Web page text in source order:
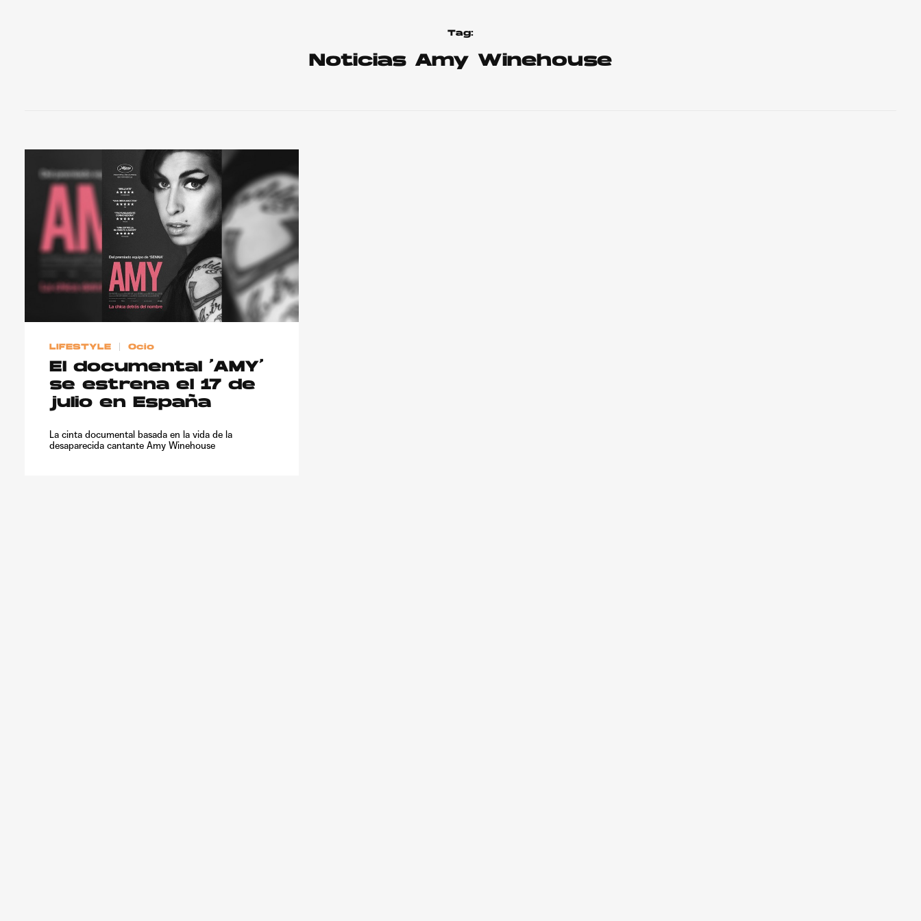
Tag:
Noticias Amy Winehouse
LIFESTYLE Ocio
El documental ‘AMY’
se estrena el 17 de
julio en España
La cinta documental basada en la vida de la
desaparecida cantante Amy Winehouse